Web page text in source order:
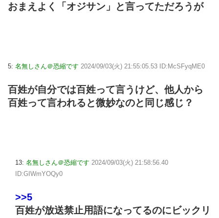
おまえよく「オジサン」と言ってただろうが
5: 名無しさん＠恐縮です 2024/09/03(火) 21:55:05.53 ID:McSFyqME0
百姓が自分では百姓って言うけど、他人から
百姓って言われると微妙なのと同じ感じ？
13: 名無しさん＠恐縮です 2024/09/03(火) 21:58:56.40
ID:GIWmYOQy0
>>5
百姓が放送禁止用語になってるのにビックリ